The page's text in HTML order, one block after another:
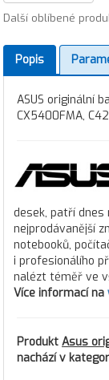
Další oblíbené
Popis
ASUS originální
CX5400FMA,
desek, patří dnes
nejprodávanější
notebooků,
i profesionálího
nalézt téměř ve
Více informací na
Produkt Asus
nachází v